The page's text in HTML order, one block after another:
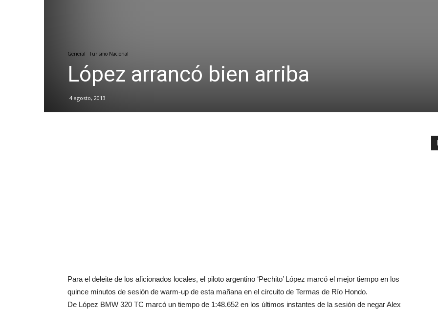
General Turismo Nacional
López arrancó bien arriba
4 agosto, 2013
Para el deleite de los aficionados locales, el piloto argentino ‘Pechito’ López marcó el mejor tiempo en los
quince minutos de sesión de warm-up de esta mañana en el circuito de Termas de Río Hondo.
De López BMW 320 TC marcó un tiempo de 1:48.652 en los últimos instantes de la sesión de negar Alex